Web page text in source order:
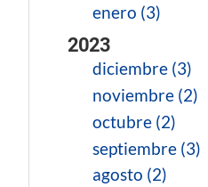
enero (3)
2023
diciembre (3)
noviembre (2)
octubre (2)
septiembre (3)
agosto (2)